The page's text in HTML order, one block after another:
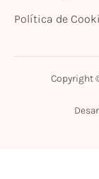
Política de
Copyright